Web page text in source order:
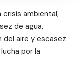
crisis ambiental,
de agua,
del aire y escasez
por la